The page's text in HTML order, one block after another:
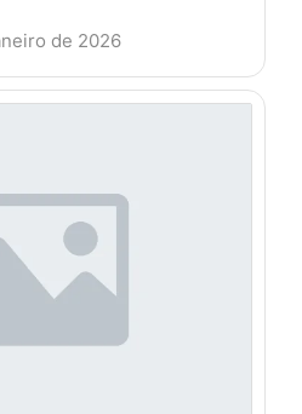
de 2026